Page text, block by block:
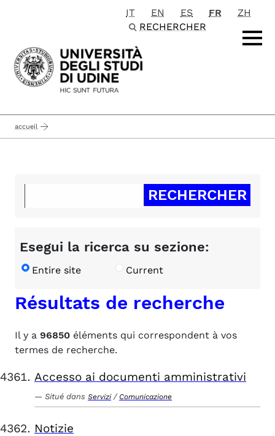
Passa al contenuto principale
IT EN ES FR
ZH
RECHERCHER
accueil
Esegui la ricerca su sezione:
Entire site Current
Résultats de recherche
Il y a 96850 éléments qui correspondent à vos
termes de recherche.
Accesso ai documenti amministrativi
Situé dans Servizi / Comunicazione
Notizie